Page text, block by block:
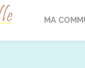
Heutrégiville
MA